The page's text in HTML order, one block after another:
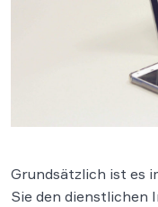
Grundsätzlich ist es
Sie den dienstlichen